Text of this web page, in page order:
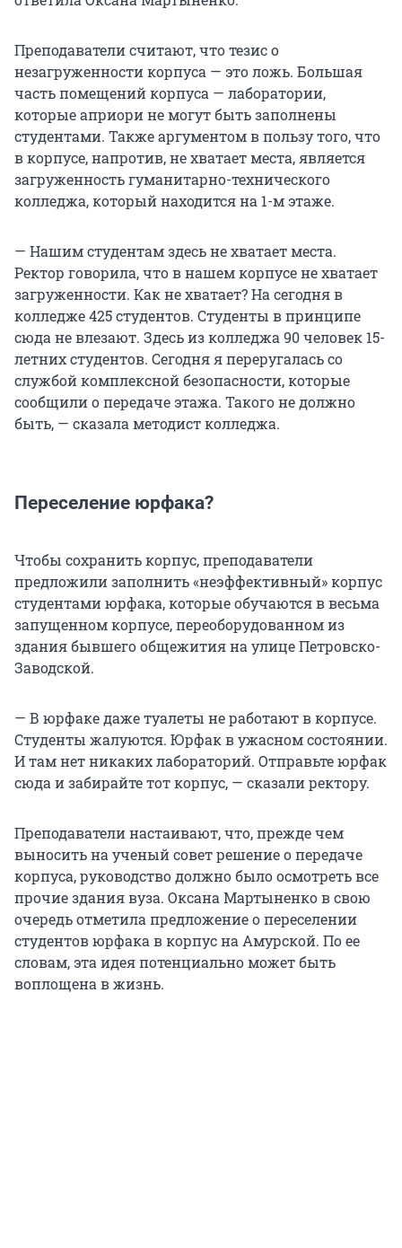
Преподаватели считают, что тезис о
незагруженности корпуса — это ложь. Большая
часть помещений корпуса — лаборатории,
которые априори не могут быть заполнены
студентами. Также аргументом в пользу того, что
в корпусе, напротив, не хватает места, является
загруженность гуманитарно-технического
колледжа, который находится на 1-м этаже.
— Нашим студентам здесь не хватает места.
Ректор говорила, что в нашем корпусе не хватает
загруженности. Как не хватает? На сегодня в
колледже 425 студентов. Студенты в принципе
сюда не влезают. Здесь из колледжа 90 человек 15-
летних студентов. Сегодня я переругалась со
службой комплексной безопасности, которые
сообщили о передаче этажа. Такого не должно
быть, — сказала методист колледжа.
Переселение юрфака?
Чтобы сохранить корпус, преподаватели
предложили заполнить «неэффективный» корпус
студентами юрфака, которые обучаются в весьма
запущенном корпусе, переоборудованном из
здания бывшего общежития на улице Петровско-
Заводской.
— В юрфаке даже туалеты не работают в корпусе.
Студенты жалуются. Юрфак в ужасном состоянии.
И там нет никаких лабораторий. Отправьте юрфак
сюда и забирайте тот корпус, — сказали ректору.
Преподаватели настаивают, что, прежде чем
выносить на ученый совет решение о передаче
корпуса, руководство должно было осмотреть все
прочие здания вуза. Оксана Мартыненко в свою
очередь отметила предложение о переселении
студентов юрфака в корпус на Амурской. По ее
словам, эта идея потенциально может быть
воплощена в жизнь.